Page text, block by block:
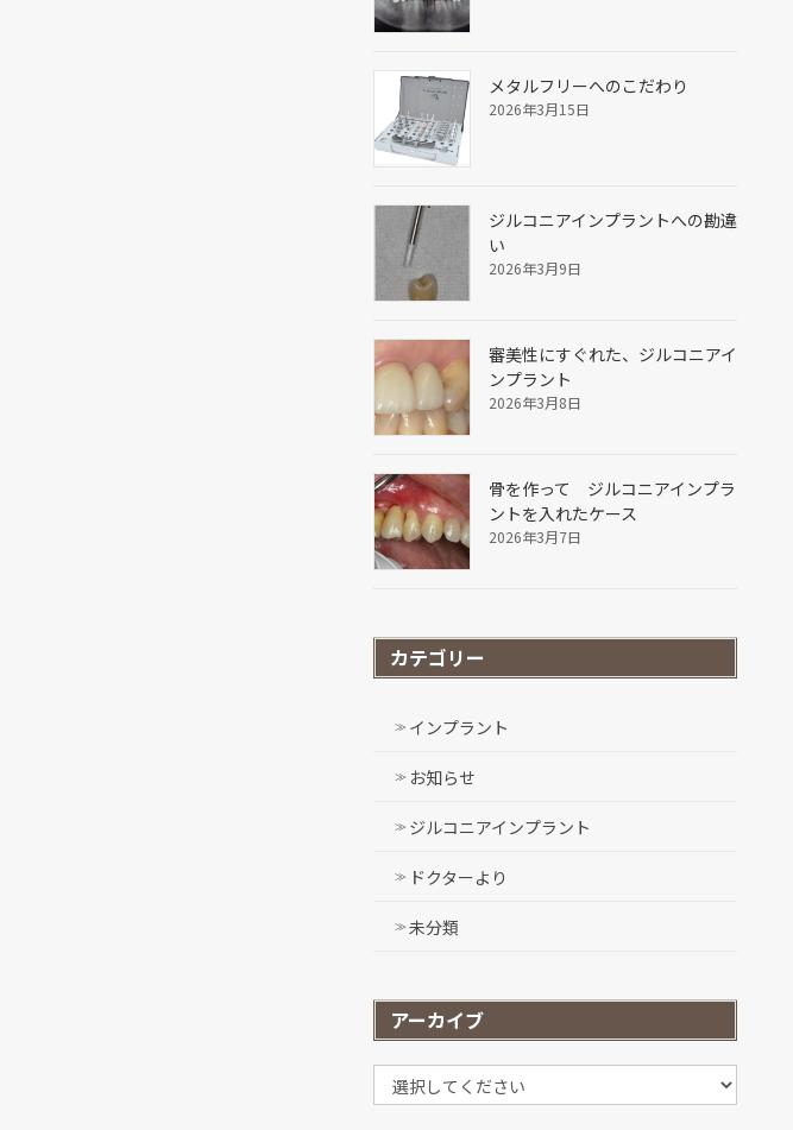
メタルフリーへのこだわり
2026年3月15日
ジルコニアインプラントへの勘違
い
2026年3月9日
審美性にすぐれた、ジルコニアイ
ンプラント
2026年3月8日
骨を作って ジルコニアインプラ
ントを入れたケース
2026年3月7日
カテゴリー
インプラント
お知らせ
ジルコニアインプラント
ドクターより
未分類
アーカイブ